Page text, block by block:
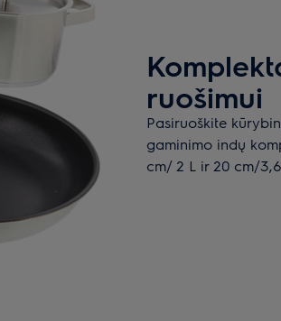
ruošimui
Pasiruoškite
gaminimo indų
cm/ 2 L ir 20 cm/